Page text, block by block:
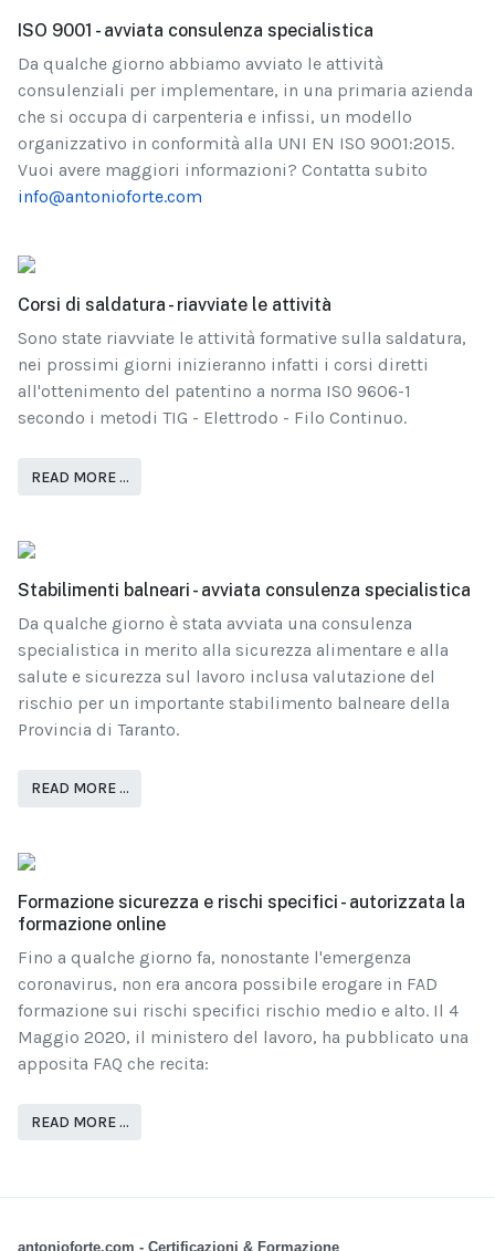
ISO 9001 - avviata consulenza specialistica
Da qualche giorno abbiamo avviato le attività
consulenziali per implementare, in una primaria azienda
che si occupa di carpenteria e infissi, un modello
organizzativo in conformità alla UNI EN ISO 9001:2015.
Vuoi avere maggiori informazioni? Contatta subito
info@antonioforte.com
Corsi di saldatura - riavviate le attività
Sono state riavviate le attività formative sulla saldatura,
nei prossimi giorni inizieranno infatti i corsi diretti
all'ottenimento del patentino a norma ISO 9606-1
secondo i metodi TIG - Elettrodo - Filo Continuo.
READ MORE …
Stabilimenti balneari - avviata consulenza specialistica
Da qualche giorno è stata avviata una consulenza
specialistica in merito alla sicurezza alimentare e alla
salute e sicurezza sul lavoro inclusa valutazione del
rischio per un importante stabilimento balneare della
Provincia di Taranto.
READ MORE …
Formazione sicurezza e rischi specifici - autorizzata la
formazione online
Fino a qualche giorno fa, nonostante l'emergenza
coronavirus, non era ancora possibile erogare in FAD
formazione sui rischi specifici rischio medio e alto. Il 4
Maggio 2020, il ministero del lavoro, ha pubblicato una
apposita FAQ che recita:
READ MORE …
antonioforte.com - Certificazioni & Formazione